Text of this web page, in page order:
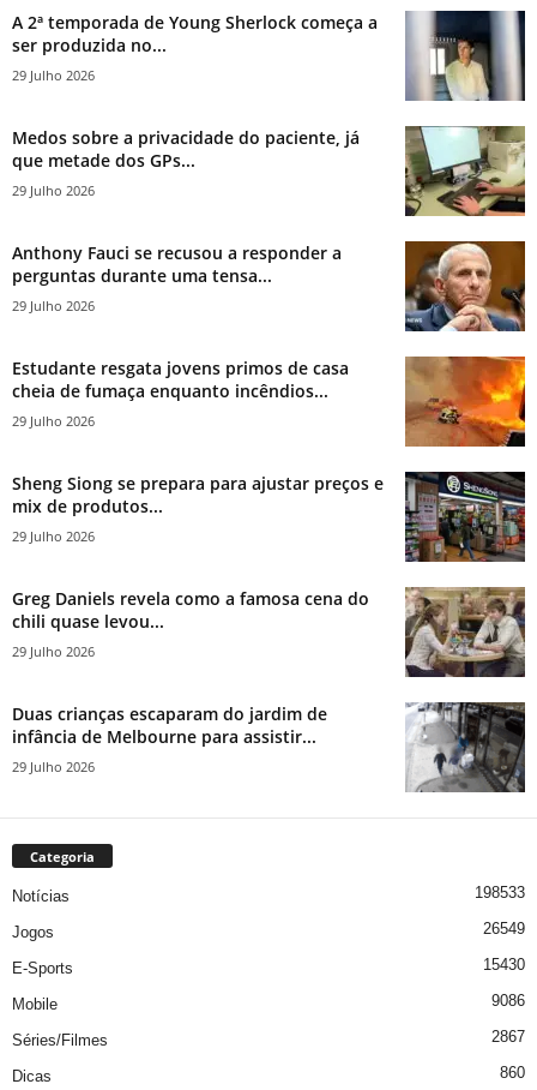
A 2ª temporada de Young Sherlock começa a
ser produzida no...
29 Julho 2026
Medos sobre a privacidade do paciente, já
que metade dos GPs...
29 Julho 2026
Anthony Fauci se recusou a responder a
perguntas durante uma tensa...
29 Julho 2026
Estudante resgata jovens primos de casa
cheia de fumaça enquanto incêndios...
29 Julho 2026
Sheng Siong se prepara para ajustar preços e
mix de produtos...
29 Julho 2026
Greg Daniels revela como a famosa cena do
chili quase levou...
29 Julho 2026
Duas crianças escaparam do jardim de
infância de Melbourne para assistir...
29 Julho 2026
Categoria
Notícias 198533
Jogos 26549
E-Sports 15430
Mobile 9086
Séries/Filmes 2867
Dicas 860